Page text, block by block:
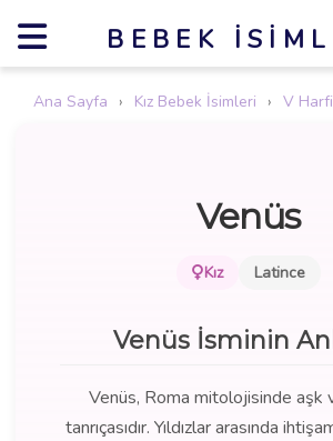
BEBEK
Ana Sayfa › Kız Bebek İsimleri › V Harfi
Venüs
Kız Latince
Venüs İsminin
Venüs, Roma mitolojisinde aşk
tanrıçasıdır. Yıldızlar arasında